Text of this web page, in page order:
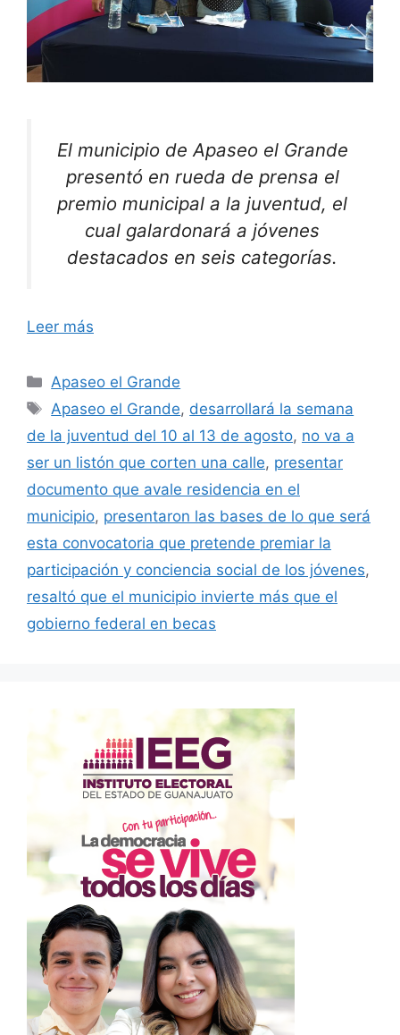
El municipio de Apaseo el Grande
presentó en rueda de prensa el
premio municipal a la juventud, el
cual galardonará a jóvenes
destacados en seis categorías.
Leer más
Categorías
Apaseo el Grande
Etiquetas
Apaseo el Grande, desarrollará la semana
de la juventud del 10 al 13 de agosto, no va a
ser un listón que corten una calle, presentar
documento que avale residencia en el
municipio, presentaron las bases de lo que será
esta convocatoria que pretende premiar la
participación y conciencia social de los jóvenes,
resaltó que el municipio invierte más que el
gobierno federal en becas